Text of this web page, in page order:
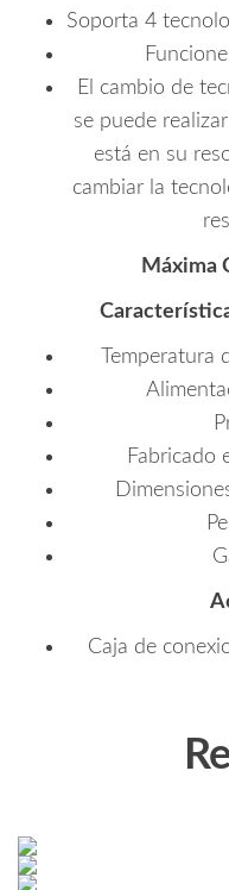
Soporta 4
El cambio de
se puede
está en su
cambiar la
Máxima
Temperatura
Fabricado
Caja de